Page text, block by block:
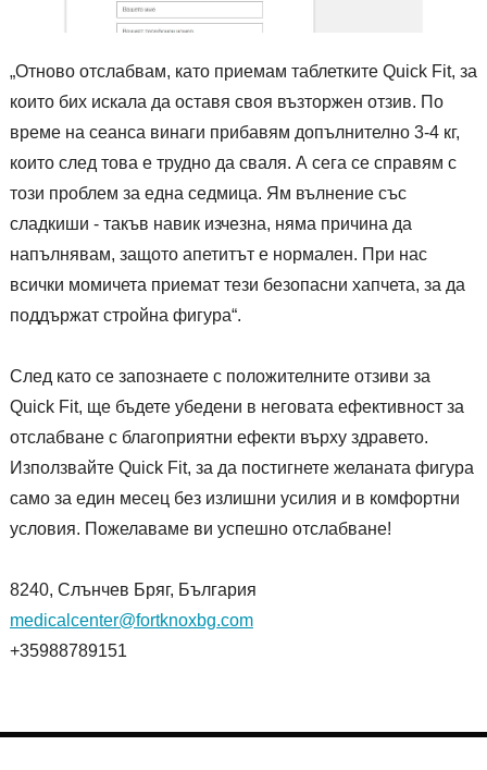
„Отново отслабвам, като приемам таблетките Quick Fit, за
които бих искала да оставя своя възторжен отзив. По
време на сеанса винаги прибавям допълнително 3-4 кг,
които след това е трудно да сваля. А сега се справям с
този проблем за една седмица. Ям вълнение със
сладкиши - такъв навик изчезна, няма причина да
напълнявам, защото апетитът е нормален. При нас
всички момичета приемат тези безопасни хапчета, за да
поддържат стройна фигура“.
След като се запознаете с положителните отзиви за
Quick Fit, ще бъдете убедени в неговата ефективност за
отслабване с благоприятни ефекти върху здравето.
Използвайте Quick Fit, за да постигнете желаната фигура
само за един месец без излишни усилия и в комфортни
условия. Пожелаваме ви успешно отслабване!
8240, Слънчев Бряг, България
medicalcenter@fortknoxbg.com
+35988789151